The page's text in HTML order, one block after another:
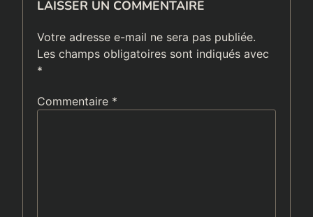
LAISSER UN COMMENTAIRE
Votre adresse e-mail ne sera pas publiée.
Les champs obligatoires sont indiqués avec
*
Commentaire *